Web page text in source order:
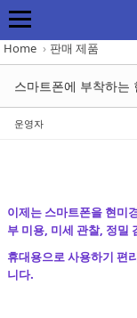
Home › 판매 제품
스마트폰에 부착하는
운영자
이제는 스마트폰을 현미
부 미용, 미세 관찰, 정밀
휴대용으로 사용하기 편
니다.